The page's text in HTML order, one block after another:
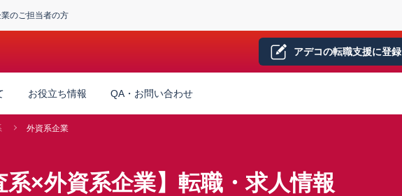
のご担当者の方
アデコの転職支援に登録
お役立ち情報 QA・お問い合わせ
外資系企業
系×外資系企業】転職・求人情報